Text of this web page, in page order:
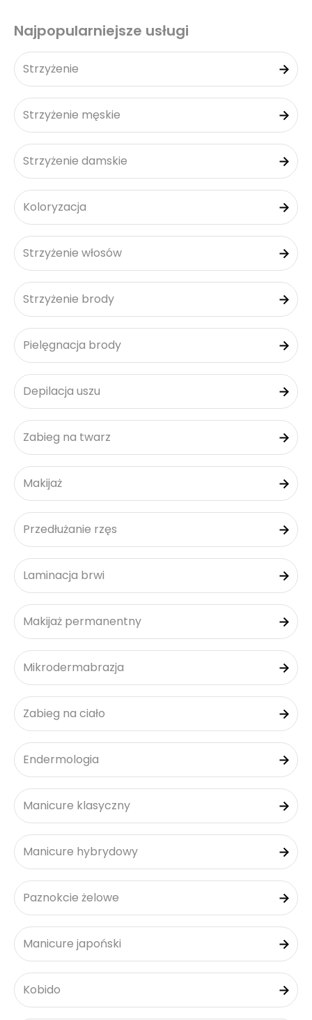
Najpopularniejsze usługi
Strzyżenie
Strzyżenie męskie
Strzyżenie damskie
Koloryzacja
Strzyżenie włosów
Strzyżenie brody
Pielęgnacja brody
Depilacja uszu
Zabieg na twarz
Makijaż
Przedłużanie rzęs
Laminacja brwi
Makijaż permanentny
Mikrodermabrazja
Zabieg na ciało
Endermologia
Manicure klasyczny
Manicure hybrydowy
Paznokcie żelowe
Manicure japoński
Kobido